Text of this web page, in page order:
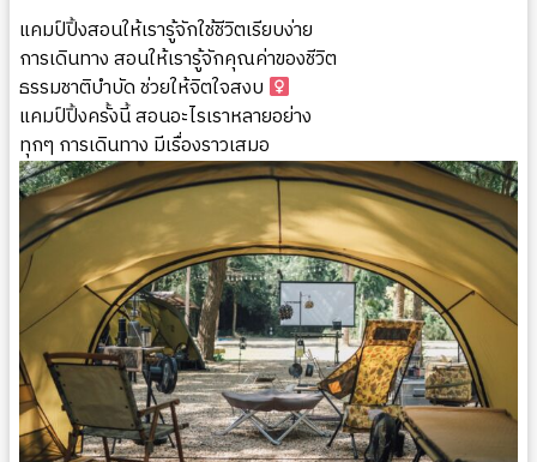
แคมป์ปิ้งสอนให้เรารู้จักใช้ชีวิตเรียบง่าย ️
การเดินทาง สอนให้เรารู้จักคุณค่าของชีวิต
ธรรมชาติบำบัด ช่วยให้จิตใจสงบ ‍
แคมป์ปิ้งครั้งนี้ สอนอะไรเราหลายอย่าง
ทุกๆ การเดินทาง มีเรื่องราวเสมอ